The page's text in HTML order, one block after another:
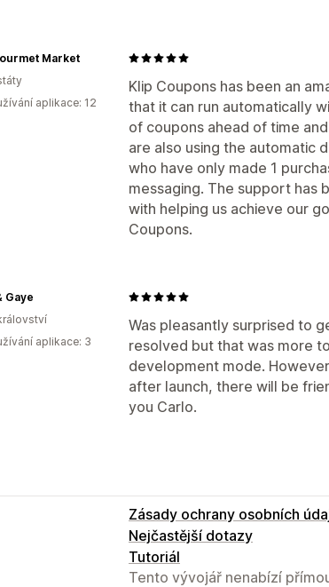
Klip Coupons has been an
that it can run automatically
of coupons ahead of time
are also using the automatic
who have only made 1
messaging. The support has
with helping us achieve our
Coupons.
Market
aplikace: 12
Was pleasantly surprised to
resolved but that was more
development mode.
after launch, there will be
you Carlo.
Gaye
aplikace: 3
Zásady ochrany osobních
Nejčastější dotazy
Tutoriál
Tento vývojář nenabízí